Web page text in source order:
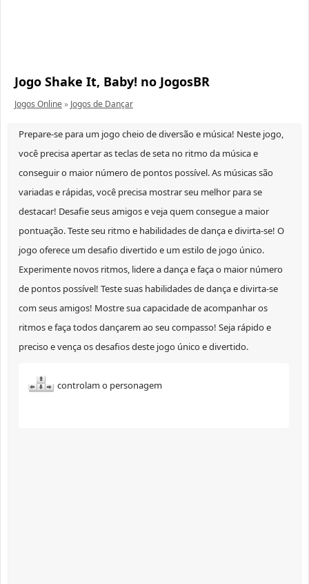
Jogo Shake It, Baby! no JogosBR
Jogos Online» Jogos de Dançar
Prepare-se para um jogo cheio de diversão e música! Neste jogo,
você precisa apertar as teclas de seta no ritmo da música e
conseguir o maior número de pontos possível. As músicas são
variadas e rápidas, você precisa mostrar seu melhor para se
destacar! Desafie seus amigos e veja quem consegue a maior
pontuação. Teste seu ritmo e habilidades de dança e divirta-se! O
jogo oferece um desafio divertido e um estilo de jogo único.
Experimente novos ritmos, lidere a dança e faça o maior número
de pontos possível! Teste suas habilidades de dança e divirta-se
com seus amigos! Mostre sua capacidade de acompanhar os
ritmos e faça todos dançarem ao seu compasso! Seja rápido e
preciso e vença os desafios deste jogo único e divertido.
controlam o personagem